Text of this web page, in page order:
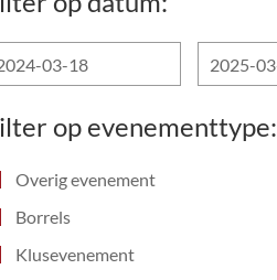
op evenementtype:
Overig evenement
Borrels
Klusevenement